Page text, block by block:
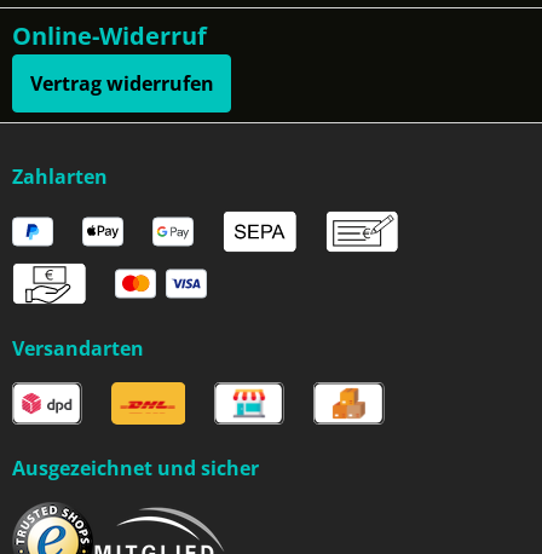
Online-Widerruf
Vertrag widerrufen
Zahlarten
Versandarten
Ausgezeichnet und sicher